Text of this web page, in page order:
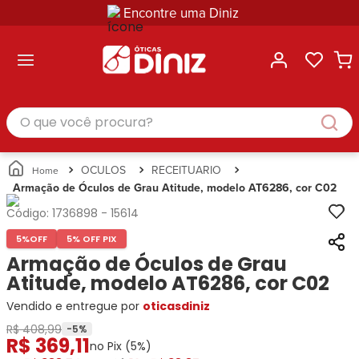
Encontre uma Diniz
Masculino
Feminino
Infantil
Unissex
Busque
Marcas
Ana
Hickmann
Bulget
Miu-
Miu
Guess
Lacoste
Categorias
Masculino
Feminino
Infantil
Unissex
Por
Marcas
Ray-
Ban
Prada
Ana
Hickmann
Tecnol
Correntes
para
Óculos
Estojos
para
Óculos
Soluções
e
Cuidados
Busque
Ray-
Ban
Armani
Exchange
Tommy
Hilfiger
Ana
Hickmann
Guess
Speedo
Categoria
Armações
de Óculos
Óculos
de Sol
para
Óculos
para
Óculos
Gênero
Masculino
Feminino
O que você procura?
OCULOS
RECEITUARIO
Armação de Óculos de Grau Atitude, modelo AT6286, cor C02
Código: 1736898 - 15614
5%OFF 5% OFF PIX
Armação de Óculos de Grau
Atitude, modelo AT6286, cor C02
Vendido e entregue por oticasdiniz
R$ 408,99 -5%
R$ 369,11no Pix (5%)